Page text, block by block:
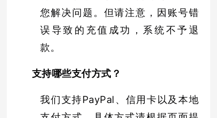
您解决问题。但请注意，因账号错
误导致的充值成功，系统不予退
款。
支持哪些支付方式？
我们支持PayPal、信用卡以及本地